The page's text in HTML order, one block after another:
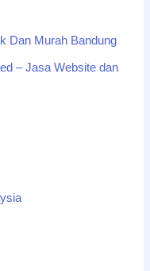
Dan Murah Bandung
– Jasa Website dan